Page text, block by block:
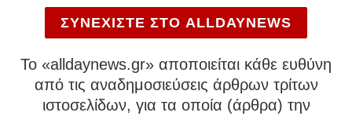
ΣΥΝΕΧΙΣΤΕ ΣΤΟ ALLDAYNEWS
To «alldaynews.gr» αποποιείται κάθε ευθύνη
από τις αναδημοσιεύσεις άρθρων τρίτων
ιστοσελίδων, για τα οποία (άρθρα) την